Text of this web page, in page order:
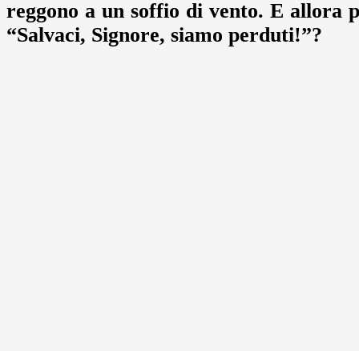
reggono a un soffio di vento. E allora
“Salvaci, Signore, siamo perduti!”?